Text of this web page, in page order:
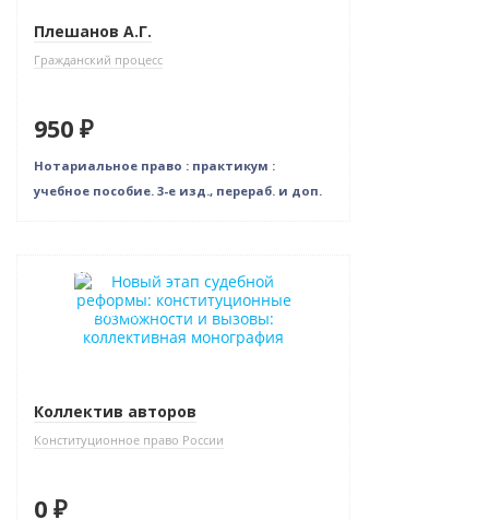
Плешанов А.Г.
Гражданский процесс
950 ₽
Нотариальное право : практикум :
учебное пособие. 3-е изд., перераб. и доп.
Новинка
Нет в наличии
Коллектив авторов
Конституционное право России
0 ₽